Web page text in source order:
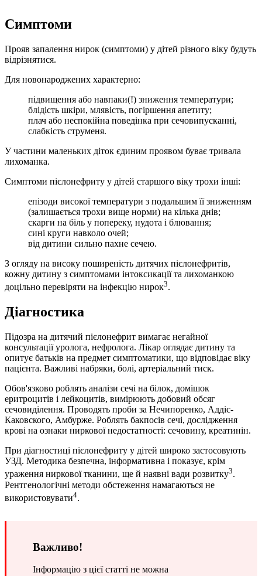
Симптоми
Прояв запалення нирок (симптоми) у дітей різного віку будуть
відрізнятися.
Для новонароджених характерно:
підвищення або навпаки(!) зниження температури;
блідість шкіри, млявість, погіршення апетиту;
плач або неспокійна поведінка при сечовипусканні,
слабкість струменя.
У частини маленьких діток єдиним проявом буває тривала
лихоманка.
Симптоми пієлонефриту у дітей старшого віку трохи інші:
епізоди високої температури з подальшим її зниженням
(залишається трохи вище норми) на кілька днів;
скарги на біль у попереку, нудота і блювання;
сині круги навколо очей;
від дитини сильно пахне сечею.
З огляду на високу поширеність дитячих пієлонефритів,
кожну дитину з симптомами інтоксикації та лихоманкою
доцільно перевіряти на інфекцію нирок3.
Діагностика
Підозра на дитячий пієлонефрит вимагає негайної
консультації уролога, нефролога. Лікар оглядає дитину та
опитує батьків на предмет симптоматики, що відповідає віку
пацієнта. Важливі набряки, болі, артеріальний тиск.
Обов'язково роблять аналізи сечі на білок, домішок
еритроцитів і лейкоцитів, вимірюють добовий обсяг
сечовиділення. Проводять проби за Нечипоренко, Аддіс-
Каковского, Амбурже. Роблять бакпосів сечі, дослідження
крові на ознаки ниркової недостатності: сечовину, креатинін.
При діагностиці пієлонефриту у дітей широко застосовують
УЗД. Методика безпечна, інформативна і показує, крім
ураження ниркової тканини, ще й наявні вади розвитку3.
Рентгенологічні методи обстеження намагаються не
використовувати4.
Важливо!
Інформацію з цієї статті не можна